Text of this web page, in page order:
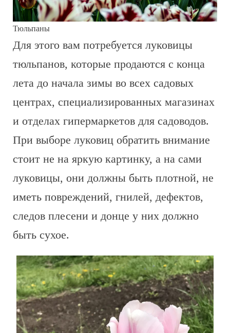
Тюльпаны
Для этого вам потребуется луковицы
тюльпанов, которые продаются с конца
лета до начала зимы во всех садовых
центрах, специализированных магазинах
и отделах гипермаркетов для садоводов.
При выборе луковиц обратить внимание
стоит не на яркую картинку, а на сами
луковицы, они должны быть плотной, не
иметь повреждений, гнилей, дефектов,
следов плесени и донце у них должно
быть сухое.